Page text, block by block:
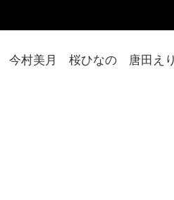
村美月 桜ひなの 唐田え